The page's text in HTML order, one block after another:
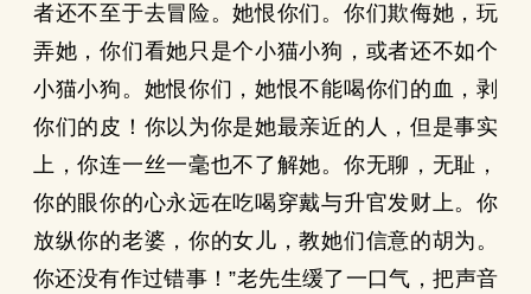
者还不至于去冒险。她恨你们。你们欺侮她，玩
弄她，你们看她只是个小猫小狗，或者还不如个
小猫小狗。她恨你们，她恨不能喝你们的血，剥
你们的皮！你以为你是她最亲近的人，但是事实
上，你连一丝一毫也不了解她。你无聊，无耻，
你的眼你的心永远在吃喝穿戴与升官发财上。你
放纵你的老婆，你的女儿，教她们信意的胡为。
你还没有作过错事！”老先生缓了一口气，把声音